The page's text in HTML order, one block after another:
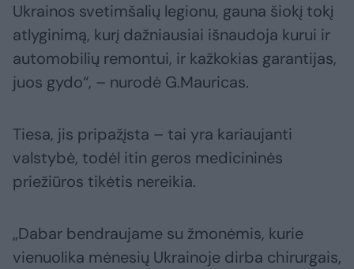
Ukrainos svetimšalių legionu, gauna šiokį tokį
atlyginimą, kurį dažniausiai išnaudoja kurui ir
automobilių remontui, ir kažkokias garantijas,
juos gydo“, – nurodė G.Mauricas.
Tiesa, jis pripažįsta – tai yra kariaujanti
valstybė, todėl itin geros medicininės
priežiūros tikėtis nereikia.
„Dabar bendraujame su žmonėmis, kurie
vienuolika mėnesių Ukrainoje dirba chirurgais,